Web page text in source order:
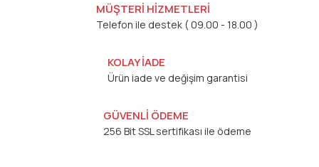
MÜŞTERİ HİZMETLERİ
Telefon ile destek ( 09.00 - 18.00 )
KOLAY İADE
Ürün iade ve değişim garantisi
GÜVENLİ ÖDEME
256 Bit SSL sertifikası ile ödeme